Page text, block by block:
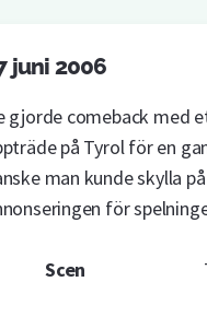
juni 2006
gjorde comeback med
på Tyrol för en
man kunde skylla
för
Scen